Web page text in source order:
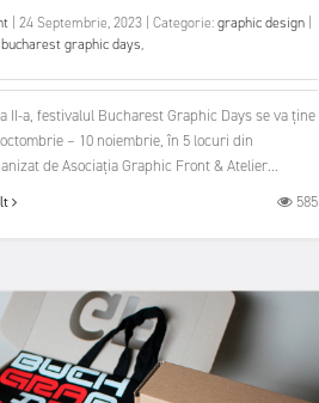
24 Septembrie, 2023 Categorie:graphic design
bucharest graphic days,
II-a, festivalul Bucharest Graphic Days se va ține
– 10 noiembrie, în 5 locuri din
de Asociația Graphic Front & Atelier...
585